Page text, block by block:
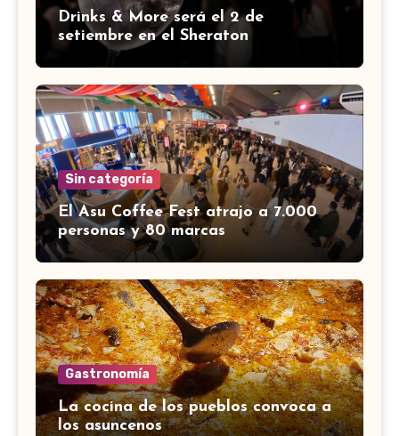
Drinks & More será el 2 de
setiembre en el Sheraton
Sin categoría
El Asu Coffee Fest atrajo a 7.000
personas y 80 marcas
Gastronomía
La cocina de los pueblos convoca a
los asuncenos